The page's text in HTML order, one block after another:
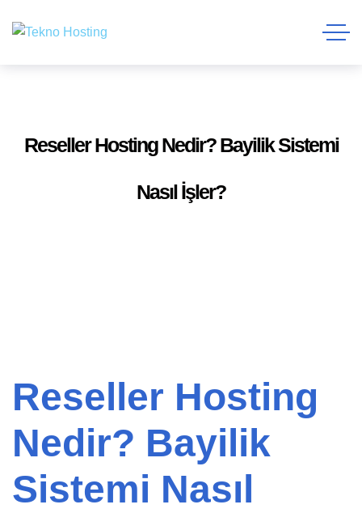
Reseller Hosting Nedir? Bayilik Sistemi
Nasıl İşler?
Reseller Hosting
Nedir? Bayilik
Sistemi Nasıl